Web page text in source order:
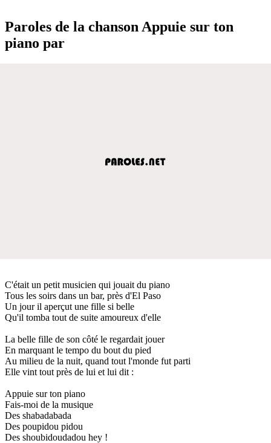
Paroles de la chanson Appuie sur ton
piano par
C'était un petit musicien qui jouait du piano
Tous les soirs dans un bar, près d'El Paso
Un jour il aperçut une fille si belle
Qu'il tomba tout de suite amoureux d'elle
La belle fille de son côté le regardait jouer
En marquant le tempo du bout du pied
Au milieu de la nuit, quand tout l'monde fut parti
Elle vint tout près de lui et lui dit :
Appuie sur ton piano
Fais-moi de la musique
Des shabadabada
Des poupidou pidou
Des shoubidoudadou hey !